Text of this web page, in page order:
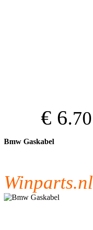
€ 6.70
Bmw Gaskabel
Winparts.nl